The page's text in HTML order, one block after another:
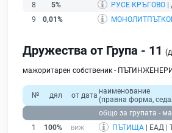
8
5% РУСЕ КРЪГОВО
9
0,01%
Дружества от Група - 11
мажоритарен собственик -
№ дял от дата наименование
(правна форма,
общо за групата -
1
100% ПЪТИЩА | ЕАД |